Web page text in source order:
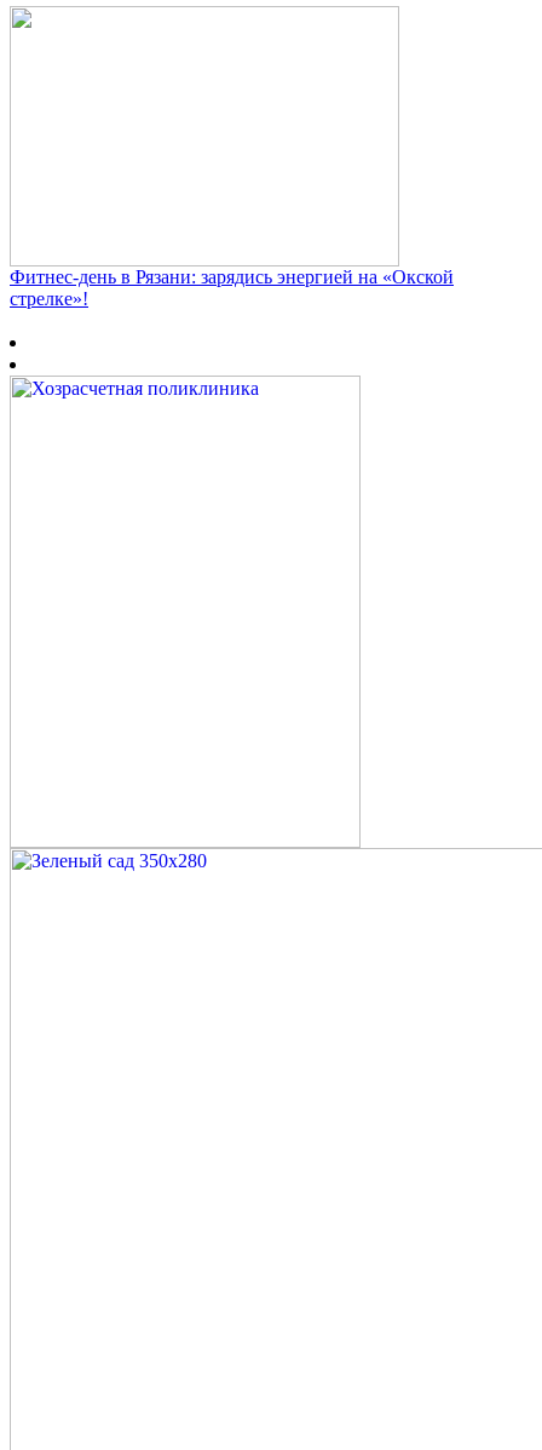
Фитнес‑день в Рязани: зарядись энергией на «Окской
стрелке»!